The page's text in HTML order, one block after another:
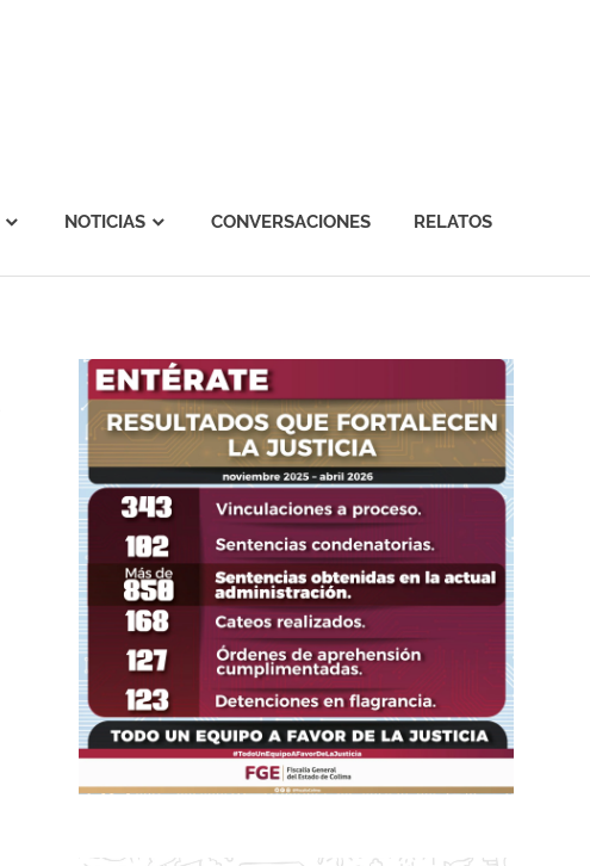
NOTICIAS CONVERSACIONES RELATOS